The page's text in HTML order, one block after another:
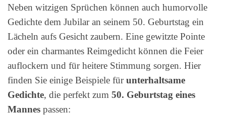
Neben witzigen Sprüchen können auch humorvolle
Gedichte dem Jubilar an seinem 50. Geburtstag ein
Lächeln aufs Gesicht zaubern. Eine gewitzte Pointe
oder ein charmantes Reimgedicht können die Feier
auflockern und für heitere Stimmung sorgen. Hier
finden Sie einige Beispiele fürunterhaltsame
Gedichte, die perfekt zum 50. Geburtstag eines
Mannes passen: